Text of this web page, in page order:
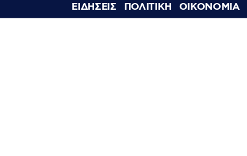
ΕΙΔΗΣΕΙΣ ΠΟΛΙΤΙΚΗ ΟΙΚΟΝΟΜΙΑ